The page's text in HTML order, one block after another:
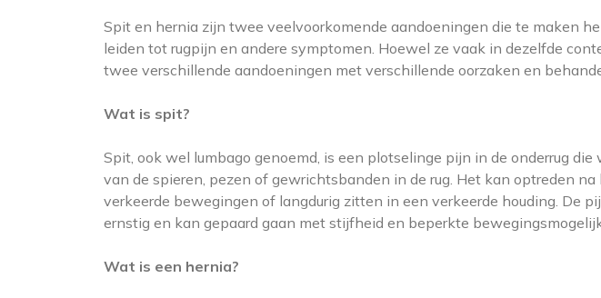
Spit en hernia zijn twee veelvoorkomende aandoeningen die te maken
leiden tot rugpijn en andere symptomen. Hoewel ze vaak in dezelfde
twee verschillende aandoeningen met verschillende oorzaken en
Wat is spit?
Spit, ook wel lumbago genoemd, is een plotselinge pijn in de onderrug
van de spieren, pezen of gewrichtsbanden in de rug. Het kan optreden
verkeerde bewegingen of langdurig zitten in een verkeerde houding. De
ernstig en kan gepaard gaan met stijfheid en beperkte
Wat is een hernia?